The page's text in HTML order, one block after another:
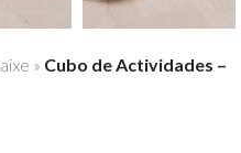
» Cubo de Actividades –